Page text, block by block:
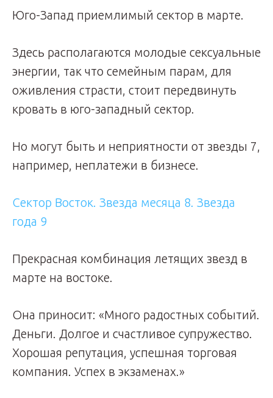
Юго-Запад приемлимый сектор в марте.
Здесь располагаются молодые сексуальные
энергии, так что семейным парам, для
оживления страсти, стоит передвинуть
кровать в юго-западный сектор.
Но могут быть и неприятности от звезды 7,
например, неплатежи в бизнесе.
Сектор Восток. Звезда месяца 8. Звезда
года 9
Прекрасная комбинация летящих звезд в
марте на востоке.
Она приносит: «Много радостных событий.
Деньги. Долгое и счастливое супружество.
Хорошая репутация, успешная торговая
компания. Успех в экзаменах.»